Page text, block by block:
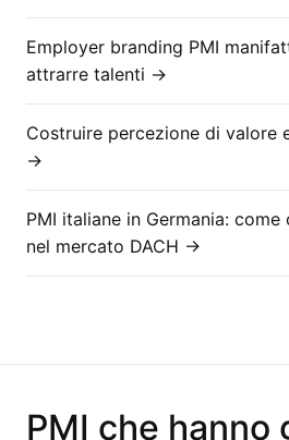
Employer branding PMI
attrarre talenti →
Costruire percezione di valore
→
PMI italiane in Germania:
nel mercato DACH →
PMI che hanno